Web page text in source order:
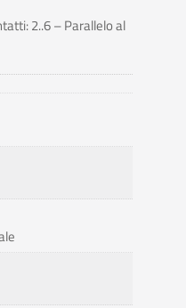
2..6 – Parallelo al